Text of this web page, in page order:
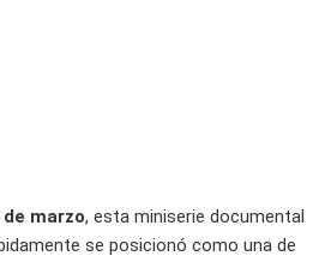
marzo, esta miniserie documental
se posicionó como una de